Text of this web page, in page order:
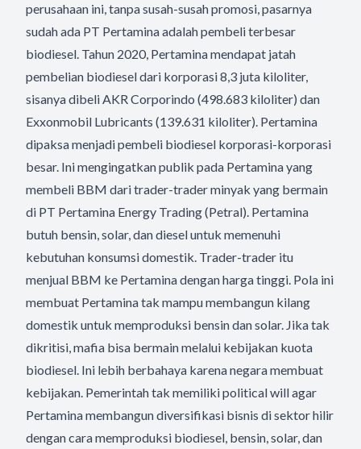
perusahaan ini, tanpa susah-susah promosi, pasarnya
sudah ada PT Pertamina adalah pembeli terbesar
biodiesel. Tahun 2020, Pertamina mendapat jatah
pembelian biodiesel dari korporasi 8,3 juta kiloliter,
sisanya dibeli AKR Corporindo (498.683 kiloliter) dan
Exxonmobil Lubricants (139.631 kiloliter). Pertamina
dipaksa menjadi pembeli biodiesel korporasi-korporasi
besar. Ini mengingatkan publik pada Pertamina yang
membeli BBM dari trader-trader minyak yang bermain
di PT Pertamina Energy Trading (Petral). Pertamina
butuh bensin, solar, dan diesel untuk memenuhi
kebutuhan konsumsi domestik. Trader-trader itu
menjual BBM ke Pertamina dengan harga tinggi. Pola ini
membuat Pertamina tak mampu membangun kilang
domestik untuk memproduksi bensin dan solar. Jika tak
dikritisi, mafia bisa bermain melalui kebijakan kuota
biodiesel. Ini lebih berbahaya karena negara membuat
kebijakan. Pemerintah tak memiliki political will agar
Pertamina membangun diversifikasi bisnis di sektor hilir
dengan cara memproduksi biodiesel, bensin, solar, dan